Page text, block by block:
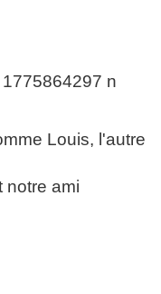
Louis, l'autre
notre ami